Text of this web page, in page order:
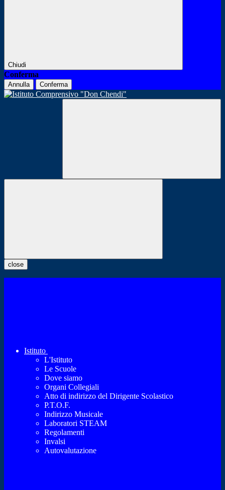
Chiudi
Conferma
Annulla Conferma
close
Istituto
L'Istituto
Le Scuole
Dove siamo
Organi Collegiali
Atto di indirizzo del Dirigente Scolastico
P.T.O.F.
Indirizzo Musicale
Laboratori STEAM
Regolamenti
Invalsi
Autovalutazione